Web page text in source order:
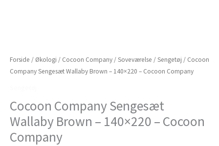
Forside / Økologi / Cocoon Company /Soveværelse /Sengetøj / Cocoon
Company Sengesæt Wallaby Brown – 140×220 – Cocoon Company
Cocoon Company Sengesæt
Wallaby Brown – 140×220 – Cocoon
Company